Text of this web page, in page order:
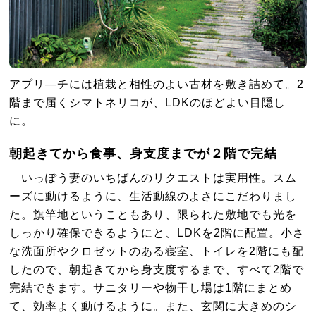
アプリ―チには植栽と相性のよい古材を敷き詰めて。2
階まで届くシマトネリコが、LDKのほどよい目隠し
に。
朝起きてから食事、身支度までが２階で完結
いっぽう妻のいちばんのリクエストは実用性。スム
ーズに動けるように、生活動線のよさにこだわりまし
た。旗竿地ということもあり、限られた敷地でも光を
しっかり確保できるようにと、LDKを2階に配置。小さ
な洗面所やクロゼットのある寝室、トイレを2階にも配
したので、朝起きてから身支度するまで、すべて2階で
完結できます。サニタリーや物干し場は1階にまとめ
て、効率よく動けるように。また、玄関に大きめのシ